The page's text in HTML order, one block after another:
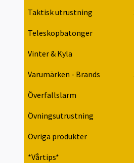
Taktisk utrustning
Teleskopbatonger
Vinter & Kyla
Varumärken - Brands
Överfallslarm
Övningsutrustning
Övriga produkter
*Vårtips*